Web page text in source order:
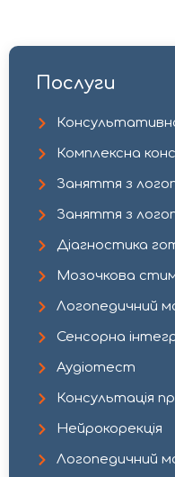
Послуги
Комплексна
Заняття з
Заняття з
Діагностика
Мозочкова
Логопедичний
Сенсорна
Аудіотест
Консультація
Нейрокорекція​
Логопедичний